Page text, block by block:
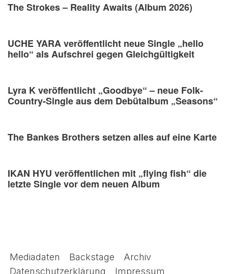
The Strokes – Reality Awaits (Album 2026)
UCHE YARA veröffentlicht neue Single „hello
hello“ als Aufschrei gegen Gleichgültigkeit
Lyra K veröffentlicht „Goodbye“ – neue Folk-
Country-Single aus dem Debütalbum „Seasons“
The Bankes Brothers setzen alles auf eine Karte
IKAN HYU veröffentlichen mit „flying fish“ die
letzte Single vor dem neuen Album
Mediadaten Backstage
Archiv
Datenschutzerklärung
Impressum